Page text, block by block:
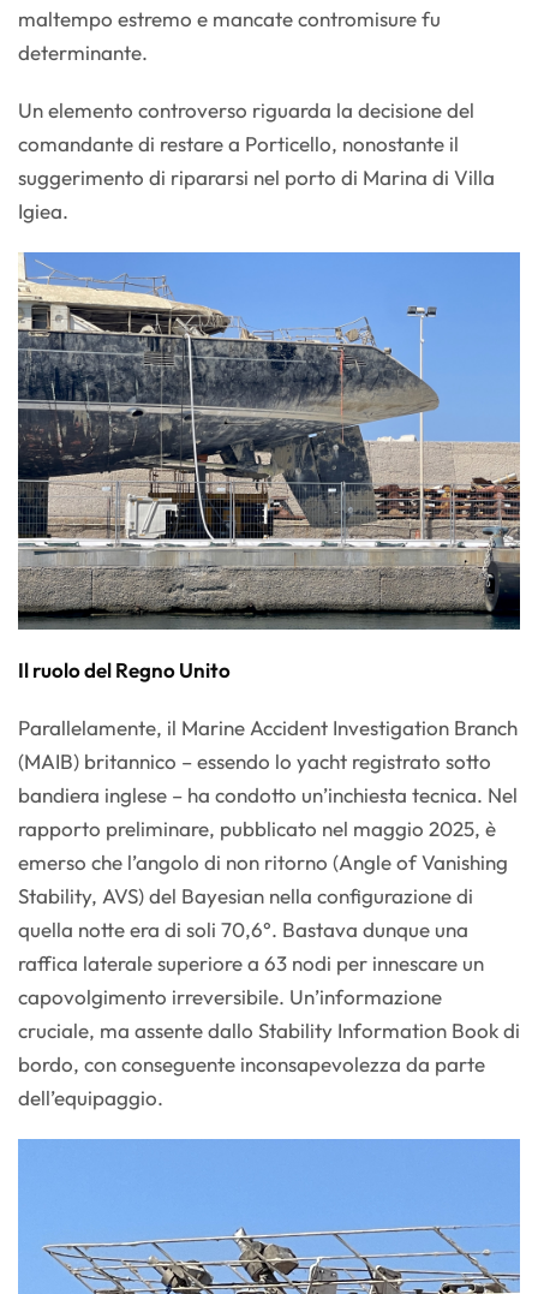
maltempo estremo e mancate contromisure fu
determinante.
Un elemento controverso riguarda la decisione del
comandante di restare a Porticello, nonostante il
suggerimento di ripararsi nel porto di Marina di Villa
Igiea.
Il ruolo del Regno Unito
Parallelamente, il Marine Accident Investigation Branch
(MAIB) britannico – essendo lo yacht registrato sotto
bandiera inglese – ha condotto un’inchiesta tecnica. Nel
rapporto preliminare, pubblicato nel maggio 2025, è
emerso che l’angolo di non ritorno (Angle of Vanishing
Stability, AVS) del Bayesian nella configurazione di
quella notte era di soli 70,6°. Bastava dunque una
raffica laterale superiore a 63 nodi per innescare un
capovolgimento irreversibile. Un’informazione
cruciale, ma assente dallo Stability Information Book di
bordo, con conseguente inconsapevolezza da parte
dell’equipaggio.